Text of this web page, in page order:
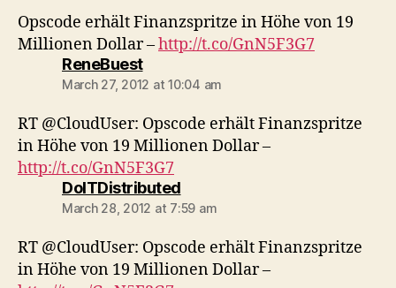
Opscode erhält Finanzspritze in Höhe von 19
Millionen Dollar –http://t.co/GnN5F3G7
ReneBuestsays:
March 27, 2012 at 10:04 am
RT @CloudUser: Opscode erhält Finanzspritze
in Höhe von 19 Millionen Dollar –
http://t.co/GnN5F3G7
DoITDistributedsays:
March 28, 2012 at 7:59 am
RT @CloudUser: Opscode erhält Finanzspritze
in Höhe von 19 Millionen Dollar –